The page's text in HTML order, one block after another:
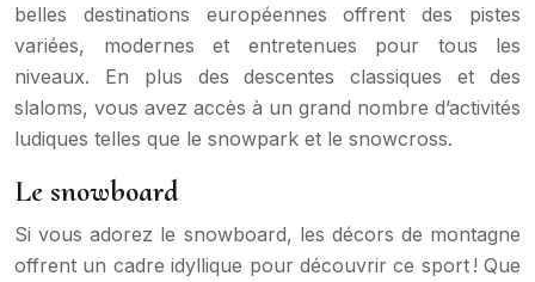
belles destinations européennes offrent des pistes
variées, modernes et entretenues pour tous les
niveaux. En plus des descentes classiques et des
slaloms, vous avez accès à un grand nombre d’activités
ludiques telles que le snowpark et le snowcross.
Le snowboard
Si vous adorez le snowboard, les décors de montagne
offrent un cadre idyllique pour découvrir ce sport ! Que